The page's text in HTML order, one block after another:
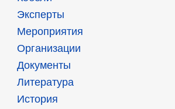
Эксперты
Мероприятия
Организации
Документы
Литература
История